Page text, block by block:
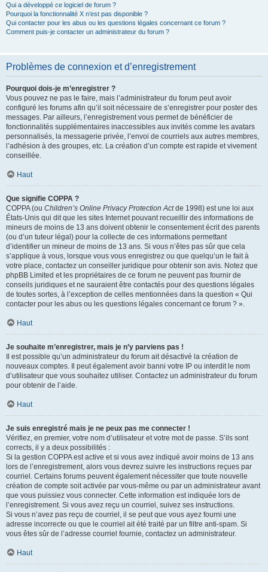
Qui a développé ce logiciel de forum ?
Pourquoi la fonctionnalité X n’est pas disponible ?
Qui contacter pour les abus ou les questions légales concernant ce forum ?
Comment puis-je contacter un administrateur du forum ?
Problèmes de connexion et d’enregistrement
Pourquoi dois-je m’enregistrer ?
Vous pouvez ne pas le faire, mais l’administrateur du forum peut avoir
configuré les forums afin qu’il soit nécessaire de s’enregistrer pour poster des
messages. Par ailleurs, l’enregistrement vous permet de bénéficier de
fonctionnalités supplémentaires inaccessibles aux invités comme les avatars
personnalisés, la messagerie privée, l’envoi de courriels aux autres membres,
l’adhésion à des groupes, etc. La création d’un compte est rapide et vivement
conseillée.
Haut
Que signifie COPPA ?
COPPA (ou Children’s Online Privacy Protection Actde 1998) est une loi aux
États-Unis qui dit que les sites Internet pouvant recueillir des informations de
mineurs de moins de 13 ans doivent obtenir le consentement écrit des parents
(ou d’un tuteur légal) pour la collecte de ces informations permettant
d’identifier un mineur de moins de 13 ans. Si vous n’êtes pas sûr que cela
s’applique à vous, lorsque vous vous enregistrez ou que quelqu’un le fait à
votre place, contactez un conseiller juridique pour obtenir son avis. Notez que
phpBB Limited et les propriétaires de ce forum ne peuvent pas fournir de
conseils juridiques et ne sauraient être contactés pour des questions légales
de toutes sortes, à l’exception de celles mentionnées dans la question « Qui
contacter pour les abus ou les questions légales concernant ce forum ? ».
Haut
Je souhaite m’enregistrer, mais je n’y parviens pas !
Il est possible qu’un administrateur du forum ait désactivé la création de
nouveaux comptes. Il peut également avoir banni votre IP ou interdit le nom
d’utilisateur que vous souhaitez utiliser. Contactez un administrateur du forum
pour obtenir de l’aide.
Haut
Je suis enregistré mais je ne peux pas me connecter !
Vérifiez, en premier, votre nom d’utilisateur et votre mot de passe. S’ils sont
corrects, il y a deux possibilités :
Si la gestion COPPA est active et si vous avez indiqué avoir moins de 13 ans
lors de l’enregistrement, alors vous devrez suivre les instructions reçues par
courriel. Certains forums peuvent également nécessiter que toute nouvelle
création de compte soit activée par vous-même ou par un administrateur avant
que vous puissiez vous connecter. Cette information est indiquée lors de
l’enregistrement. Si vous avez reçu un courriel, suivez ses instructions.
Si vous n’avez pas reçu de courriel, il se peut que vous ayez fourni une
adresse incorrecte ou que le courriel ait été traité par un filtre anti-spam. Si
vous êtes sûr de l’adresse courriel fournie, contactez un administrateur.
Haut